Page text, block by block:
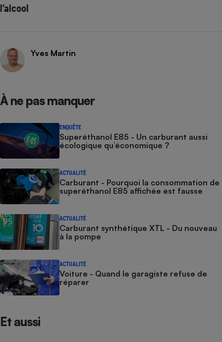
l’alcool
Yves Martin
À ne pas manquer
ENQUÊTE
Superéthanol E85 - Un carburant aussi
écologique qu’économique ?
ACTUALITÉ
Carburant - Pourquoi la consommation de
superéthanol E85 affichée est fausse
ACTUALITÉ
Carburant synthétique XTL - Du nouveau
à la pompe
ACTUALITÉ
Voiture - Quand le garagiste refuse de
réparer
Et aussi